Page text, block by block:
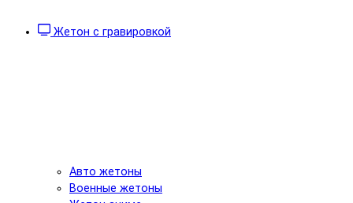
Жетон с гравировкой
Авто жетоны
Военные жетоны